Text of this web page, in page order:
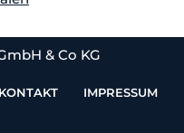
& Co KG
KONTAKT
IMPRESSUM